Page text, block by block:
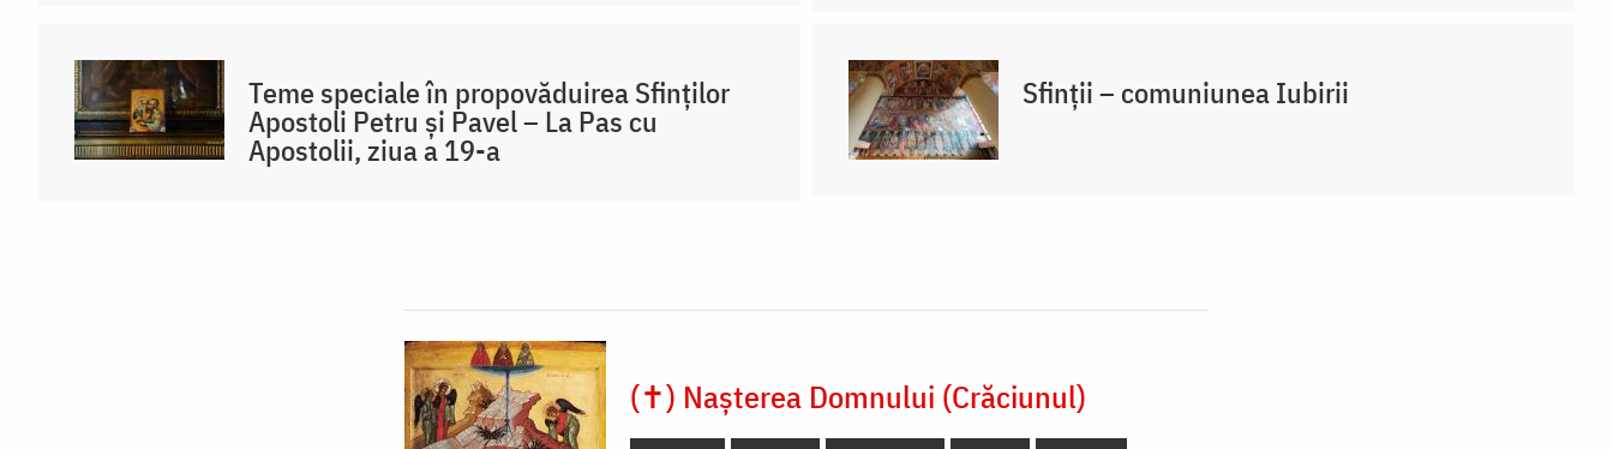
Teme speciale în propovăduirea Sfinților
Apostoli Petru și Pavel – La Pas cu
Apostolii, ziua a 19-a
Sfinții – comuniunea Iubirii
(✝) Nașterea Domnului (Crăciunul)